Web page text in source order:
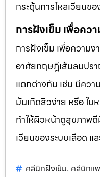
กระตุ้นการไหลเวียนข
การฝังเข็ม เพื่อคว
การฝังเข็ม เพื่อความ
อาศัยทฤษฎีเส้นลมปร
แตกต่างกัน เช่น มีคว
มันเกิดสิวง่าย หรือ ใบ
ทำให้ผิวหน้าดูสุขภาพ
เวียนของระบบเลือด
คลีนิกฝังเข็ม, คลีนิกแ